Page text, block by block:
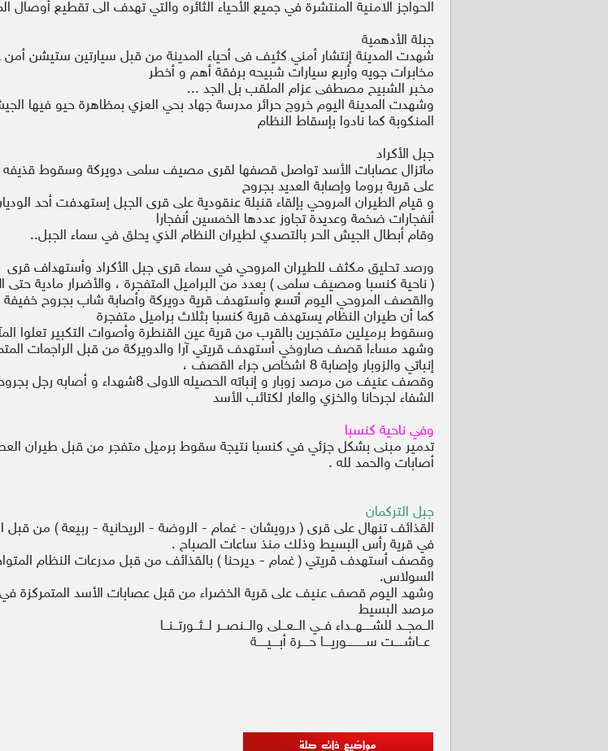
الحواجز الامنية المنتشرة في جميع الأحياء الثائره والتي تهدف الى تقطيع أوصال
جبلة الأدهمية
شهدت المدينة إنتشار أمني کثیف فی أحیاء المدينة من قبل سیارتین ستیشن
مخابرات جویه وأربع سیارات شبیحه برفقة أهم و أخطر
مخبر الشبيح مصطفی عزام الملقب بل الجد ...
وشهدت المدينة اليوم خروج حرائر مدرسة جهاد بحي العزي بمظاهرة حيو فيها
المنكوبة كما نادوا بإسقاط النظام
جبل الأكراد
ماتزال عصابات الأسد تواصل قصفها لقرى مصيف سلمى دويركة وسقوط قذيفه
على قرية بروما وإصابة العديد بجروح
و قيام الطيران المروحي بإلقاء قنبلة عنقودية على قرى الجبل إستهدفت أحد
أنفجارات ضخمة وعديدة تجاوز عددها الخمسين أنفجارا
وقام أبطال الجيش الحر بالتصدي لطيران النظام الذي يحلق في سماء الجبل..
ورصد تحليق مكثف للطيران المروحي في سماء قرى جبل الأكراد وأستهداف قرى
( ناحية كنسبا ومصيف سلمى ) بعدد من البراميل المتفجرة ، والأضرار مادية حتى
والقصف المروحي اليوم أتسع وأستهدف قرية دويركة وأصابة شاب بجروح خفيفة
كما أن طيران النظام يستهدف قرية كنسبا بثلاث براميل متفجرة
وسقوط برميلين متفجرين بالقرب من قرية عين القنطرة وأصوات التكبير تعلوا
وشهد مساءا قصف صاروخي أستهدف قريتي آرا والدويركة من قبل الراجمات
إنباتي والزوبار وإصابة 8 اشخاص جراء القصف ،
وقصف عنيف من مرصد زوبار و إنباته الحصيله الاولى 8شهداء و أصابه رجل بجروح
الشفاء لجرحانا والخزي والعار لكتائب الأسد
وفي ناحية كنسبا
تدمير مبنى بشكل جزئي في كنسبا نتيجة سقوط برميل متفجر من قبل طيران
أصابات والحمد لله .
جبل التركمان
القذائف تنهال على قرى ( درويشان - غمام - الروضة - الريحانية - ربيعة ) من قبل
في قرية رأس البسيط وذلك منذ ساعات الصباح .
وقصف أستهدف قريتي ( غمام - ديرحنا ) بالقذائف من قبل مدرعات النظام
السولاس.
وشهد اليوم قصف عنيف على قرية الخضراء من قبل عصابات الأسد المتمركزة في
مرصد البسيط
الــمجــد للشــــهــداء فــي الــعــلى والــنصــر لــثــورتــنــا
عــاشــــت ســــــــوريـــا حـــرة أبـــيــــة
مواضيع ذات صلة